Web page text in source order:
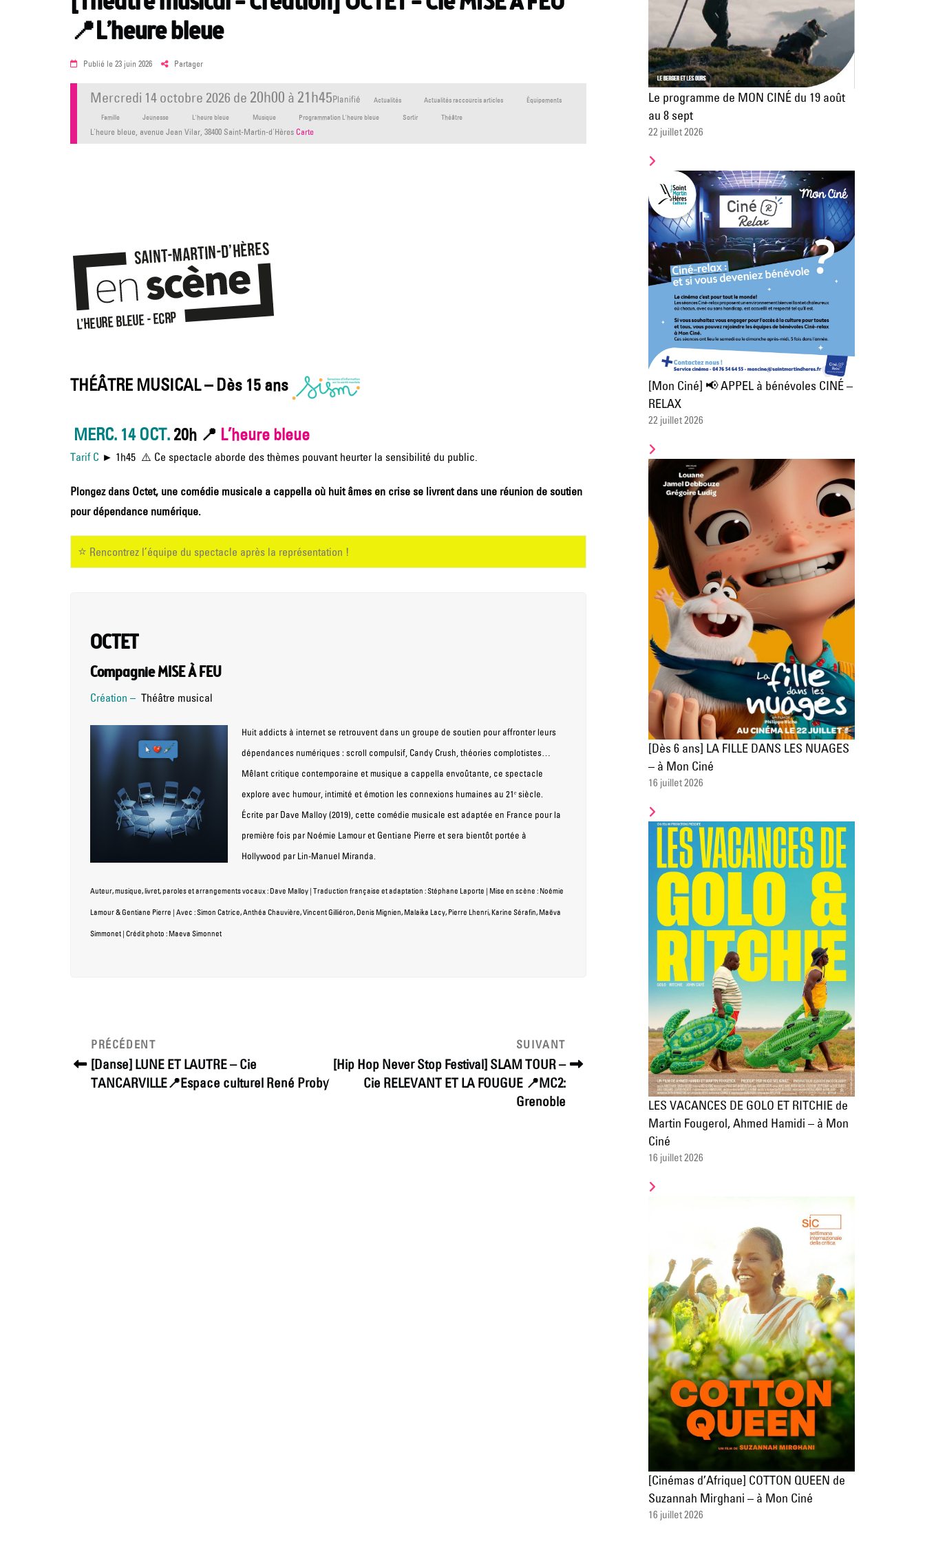
📍L’heure bleue
Publié le Posted
23 juin 2026 Partager
mercredi 14 octobre 2026 de 20h00 à 21h45Planifié Actualités Actualités raccourcis articles
Équipements
Famille
Jeunesse L'heure bleue Musique Programmation L'heure bleue Sortir Théâtre
L'heure bleue, avenue Jean Vilar, 38400 Saint-Martin-d'HèresCarte
THÉÂTRE MUSICAL – Dès 15 ans
MERC. 14 OCT. 20h 📍 L’heure bleue
Tarif C ► 1h45 ⚠️ Ce spectacle aborde des thèmes pouvant heurter la sensibilité du public.
Plongez dans Octet, une comédie musicale a cappella où huit âmes en crise se livrent dans une réunion de soutien
pour dépendance numérique.
⭐ Rencontrez l’équipe du spectacle après la représentation !
OCTET
Compagnie MISE À FEU
Création – Théâtre musical
Huit addicts à internet se retrouvent dans un groupe de soutien pour affronter leurs
dépendances numériques : scroll compulsif, Candy Crush, théories complotistes…
Mêlant critique contemporaine et musique a cappella envoûtante, ce spectacle
explore avec humour, intimité et émotion les connexions humaines au 21ᵉ siècle.
Écrite par Dave Malloy (2019), cette comédie musicale est adaptée en France pour la
première fois par Noémie Lamour et Gentiane Pierre et sera bientôt portée à
Hollywood par Lin-Manuel Miranda.
Auteur, musique, livret, paroles et arrangements vocaux : Dave Malloy | Traduction française et adaptation : Stéphane Laporte | Mise en scène : Noémie
Lamour & Gentiane Pierre | Avec : Simon Catrice, Anthéa Chauvière, Vincent Gilliéron, Denis Mignien, Malaika Lacy, Pierre Lhenri, Karine Sérafin, Maëva
Simmonet | Crédit photo : Maeva Simonnet
Navigation
de
l’article
Article
précédent
PRÉCÉDENT
[Danse] LUNE ET LAUTRE – Cie
TANCARVILLE📍Espace culturel René Proby
suivant
SUIVANT
[Hip Hop Never Stop Festival] SLAM TOUR –
Cie RELEVANT ET LA FOUGUE 📍MC2:
Grenoble
Le programme de MON CINÉ du 19 août
au 8 sept
22 juillet 2026
[Mon Ciné] 📢 APPEL à bénévoles CINÉ –
RELAX
22 juillet 2026
[Dès 6 ans] LA FILLE DANS LES NUAGES
– à Mon Ciné
16 juillet 2026
LES VACANCES DE GOLO ET RITCHIE de
Martin Fougerol, Ahmed Hamidi – à Mon
Ciné
16 juillet 2026
[Cinémas d’Afrique] COTTON QUEEN de
Suzannah Mirghani – à Mon Ciné
16 juillet 2026